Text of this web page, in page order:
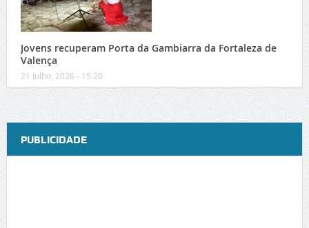
Jovens recuperam Porta da Gambiarra da Fortaleza de
Valença
21 Julho, 2026 - 15:20
PUBLICIDADE